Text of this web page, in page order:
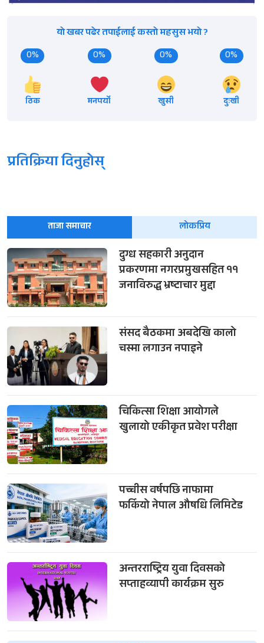
यो खबर पढेर तपाईलाई कस्तो महसुस भयो ?
0%
ठिक
0%
मनपर्यो
0%
खुसी
0%
दुःखी
प्रतिक्रिया दिनुहोस्
ताजा समाचार लोकप्रिय
दुग्ध सहकारी अनुदान
प्रकरणमा नगरप्रमुखसहित ११
जनाविरुद्ध भ्रष्टाचार मुद्दा
संसद बैठकमा अबदेखि कालो
चस्मा लगाउन नपाइने
चिकित्सा शिक्षा आयोगले
खुलायो एकीकृत प्रवेश परीक्षा
पच्चीस वर्षपछि नाफामा
फर्कियो नेपाल औषधि लिमिटेड
अन्तरराष्ट्रिय युवा दिवसको
सप्ताहव्यापी कार्यक्रम सुरु